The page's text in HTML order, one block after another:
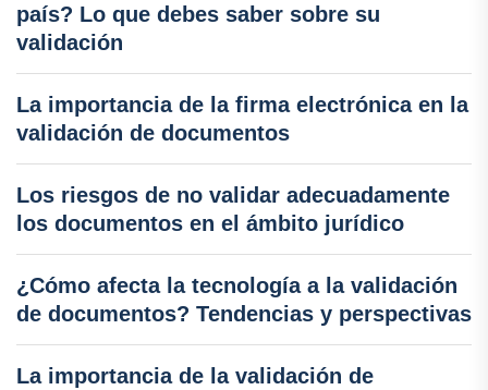
país? Lo que debes saber sobre su
validación
La importancia de la firma electrónica en la
validación de documentos
Los riesgos de no validar adecuadamente
los documentos en el ámbito jurídico
¿Cómo afecta la tecnología a la validación
de documentos? Tendencias y perspectivas
La importancia de la validación de